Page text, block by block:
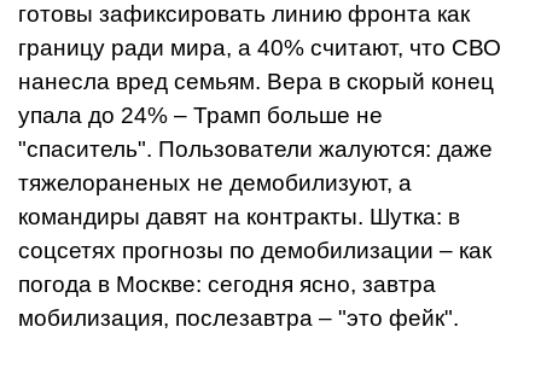
готовы зафиксировать линию фронта как
границу ради мира, а 40% считают, что СВО
нанесла вред семьям. Вера в скорый конец
упала до 24% – Трамп больше не
"спаситель". Пользователи жалуются: даже
тяжелораненых не демобилизуют, а
командиры давят на контракты. Шутка: в
соцсетях прогнозы по демобилизации – как
погода в Москве: сегодня ясно, завтра
мобилизация, послезавтра – "это фейк".